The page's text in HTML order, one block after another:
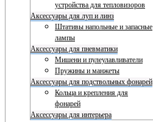
устройства для тепловизоров
Аксессуары для луп и линз
Штативы напольные и запасные
лампы
Аксессуары для пневматики
Мишени и пулеулавливатели
Пружины и манжеты
Аксессуары для подствольных фонарей
Кольца и крепления для
фонарей
Аксессуары для интерьера